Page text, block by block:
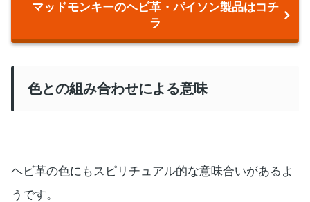
マッドモンキーのヘビ革・パイソン製品はコチ
ラ
色との組み合わせによる意味
ヘビ革の色にもスピリチュアル的な意味合いがあるよ
うです。